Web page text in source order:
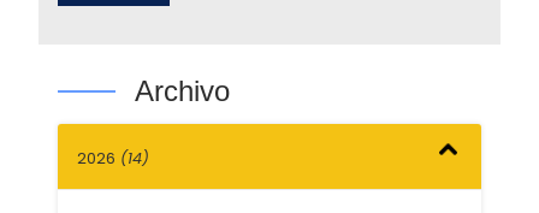
Archivo
2026 (14)